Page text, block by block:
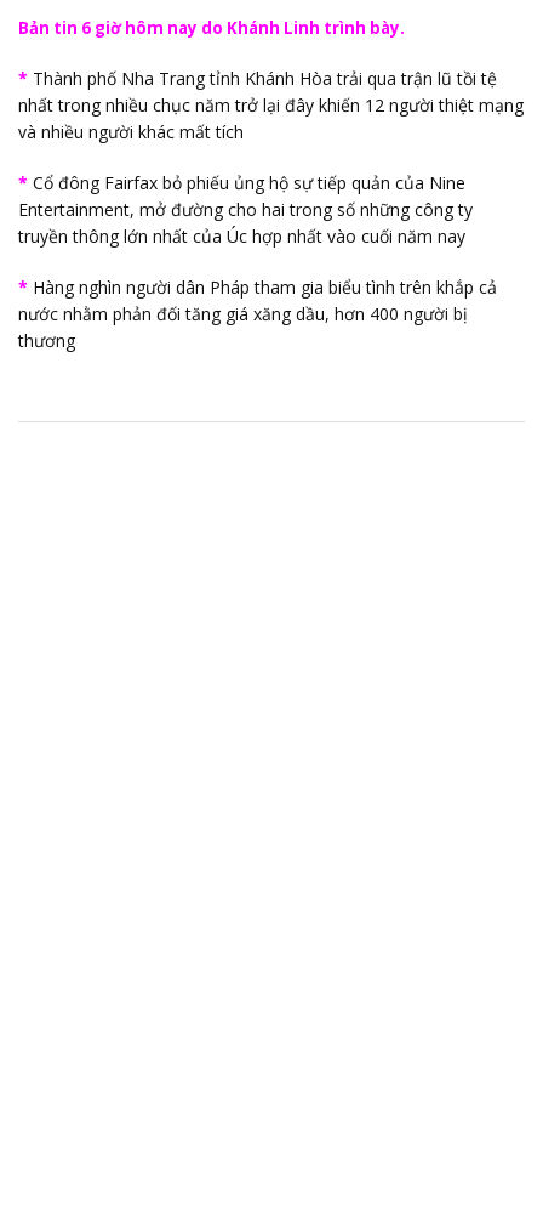
Bản tin 6 giờ hôm nay do Khánh Linh trình bày.
* Thành phố Nha Trang tỉnh Khánh Hòa trải qua trận lũ tồi tệ
nhất trong nhiều chục năm trở lại đây khiến 12 người thiệt mạng
và nhiều người khác mất tích
* Cổ đông Fairfax bỏ phiếu ủng hộ sự tiếp quản của Nine
Entertainment, mở đường cho hai trong số những công ty
truyền thông lớn nhất của Úc hợp nhất vào cuối năm nay
* Hàng nghìn người dân Pháp tham gia biểu tình trên khắp cả
nước nhằm phản đối tăng giá xăng dầu, hơn 400 người bị
thương